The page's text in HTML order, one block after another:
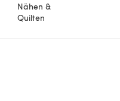
Nähen &
Quilten